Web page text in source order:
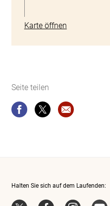
Karte öffnen
Seite teilen
Seite teilenSeite teilenWebsite-
Halten Sie sich auf dem Laufenden: